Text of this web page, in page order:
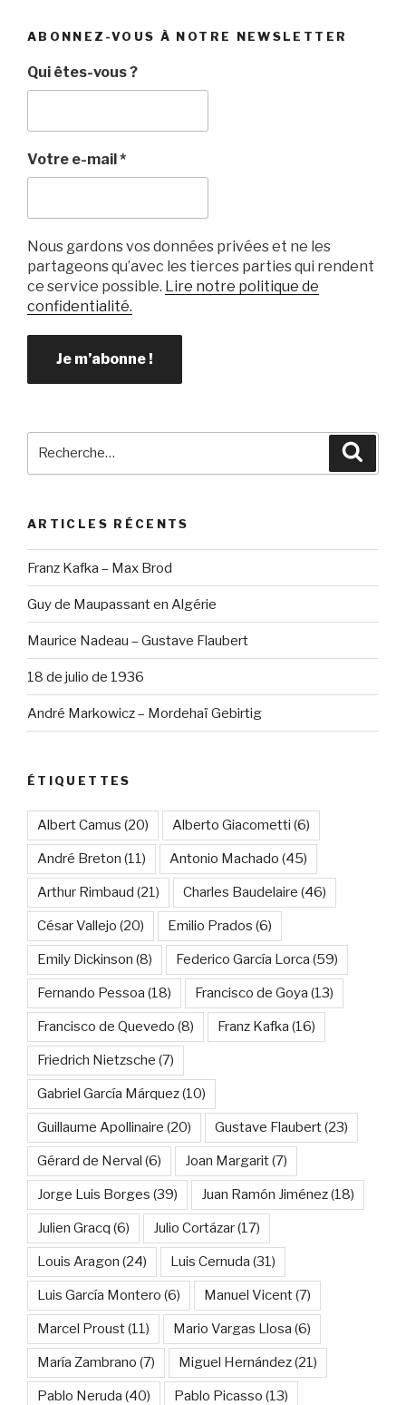
e
b
o
o
k
er
k g
ABONNEZ-VOUS À NOTRE NEWSLETTER
Qui êtes-vous ?
Votre e-mail*
Nous gardons vos données privées et ne les
partageons qu’avec les tierces parties qui rendent
ce service possible. Lire notre politique de
confidentialité.
ARTICLES RÉCENTS
Franz Kafka – Max Brod
Guy de Maupassant en Algérie
Maurice Nadeau – Gustave Flaubert
18 de julio de 1936
André Markowicz – Mordehaï Gebirtig
ÉTIQUETTES
Albert Camus (20) Alberto Giacometti (6)
André Breton (11) Antonio Machado (45)
Arthur Rimbaud (21) Charles Baudelaire (46)
César Vallejo (20) Emilio Prados (6)
Emily Dickinson (8) Federico García Lorca (59)
Fernando Pessoa (18) Francisco de Goya (13)
Francisco de Quevedo (8) Franz Kafka (16)
Friedrich Nietzsche (7)
Gabriel García Márquez(10)
Guillaume Apollinaire (20) Gustave Flaubert(23)
Gérard de Nerval (6) Joan Margarit(7)
Jorge Luis Borges (39) Juan Ramón Jiménez(18)
Julien Gracq (6) Julio Cortázar(17)
Louis Aragon (24) Luis Cernuda (31)
Luis García Montero (6) Manuel Vicent(7)
Marcel Proust(11) Mario Vargas Llosa (6)
María Zambrano (7) Miguel Hernández(21)
Pablo Neruda (40) Pablo Picasso (13)